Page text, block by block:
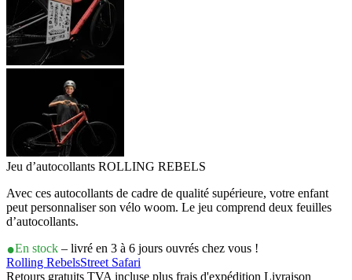
Jeu d’autocollants ROLLING REBELS
Avec ces autocollants de cadre de qualité supérieure, votre enfant
peut personnaliser son vélo woom. Le jeu comprend deux feuilles
d’autocollants.
En stock – livré en 3 à 6 jours ouvrés chez vous !
Rolling RebelsStreet Safari
Retours gratuits TVA incluse plus frais d'expédition Livraison